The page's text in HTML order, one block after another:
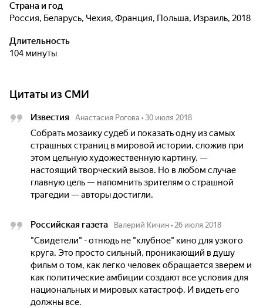
Страна и год
Россия, Беларусь, Чехия, Франция, Польша, Израиль, 2018
Длительность
104 минуты
Цитаты из СМИ
Известия Анастасия Рогова • 30 июля 2018
Собрать мозаику судеб и показать одну из самых
страшных страниц в мировой истории, сложив при
этом цельную художественную картину, —
настоящий творческий вызов. Но в любом случае
главную цель — напомнить зрителям о страшной
трагедии — авторы достигли.
Российская газета Валерий Кичин • 26 июля 2018
"Свидетели" - отнюдь не "клубное" кино для узкого
круга. Это просто сильный, проникающий в душу
фильм о том, как легко человек обращается зверем и
как политические амбиции создают все условия для
национальных и мировых катастроф. И видеть его
должны все.